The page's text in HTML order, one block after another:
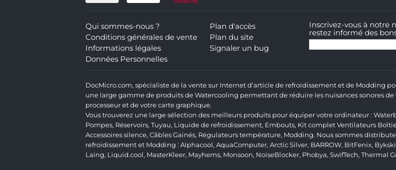
Qui sommes-nous ?
Conditions générales de vente
Informations légales
Données Personnelles
Plan d'accès
Plan du site
Signaler un bug
Inscrivez-vous à notre
restez informé des
DocMicro.com, spécialiste de la vente sur Internet d’article de refroidissement et de Modding
une large gamme de produits de Watercooling permettant de réduire les nuisances sonores
processeur et de votre carte graphique.
Vous trouverez une large sélection des meilleurs produits pour équiper votre ordinateur :
Pompes, Réservoirs, Tuyau, Liquide de refroidissement, Embouts, Kit complet Ventilateurs
Accessoires silence, Câbles Gainés, Régulateurs température, Modding. Nous sommes
refroidissement et Modding : Alphacool, AquaComputer, Arctic Silver, BARROW, BitFenix, Bykski
Laing, Liquid.cool, MasterKleer, Mayhems, Monsoon, NoiseBlocker, Phobya, SwifTech, Thermal